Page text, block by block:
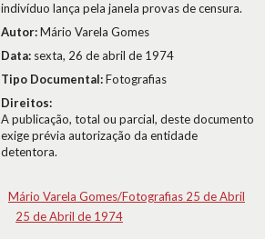
indivíduo lança pela janela provas de censura.
Autor:Mário Varela Gomes
Data: sexta, 26 de abril de 1974
Tipo Documental:Fotografias
Direitos:
A publicação, total ou parcial, deste documento
exige prévia autorização da entidade
detentora.
Mário Varela Gomes/Fotografias 25 de Abril
25 de Abril de 1974